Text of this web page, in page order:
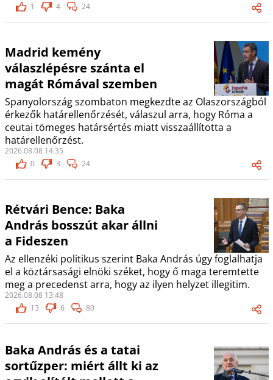
1
4 24
Madrid kemény
válaszlépésre szánta el
magát Rómával szemben
Spanyolország szombaton megkezdte az Olaszországból
érkezők határellenőrzését, válaszul arra, hogy Róma a
ceutai tömeges határsértés miatt visszaállította a
határellenőrzést.
2026.08.08 14:35
0
3 24
Rétvári Bence: Baka
András bosszút akar állni
a Fideszen
Az ellenzéki politikus szerint Baka András úgy foglalhatja
el a köztársasági elnöki széket, hogy ő maga teremtette
meg a precedenst arra, hogy az ilyen helyzet illegitim.
2026.08.08 13:48
13
6 80
Baka András és a tatai
sortűzper: miért állt ki az